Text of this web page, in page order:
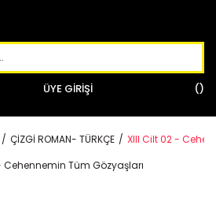
ÜYE GİRİŞİ
ÇİZGİ ROMAN- TÜRKÇE XIII Cilt 02 -